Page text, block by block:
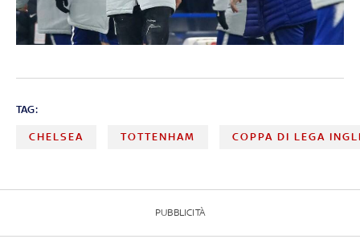
TAG:
CHELSEA TOTTENHAM COPPA DI LEGA
PUBBLICITÀ